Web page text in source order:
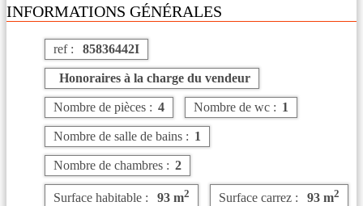
INFORMATIONS GÉNÉRALES
ref : 85836442I
Honoraires à la charge du vendeur
Nombre de pièces : 4 Nombre de wc : 1
Nombre de salle de bains : 1
Nombre de chambres : 2
Surface habitable : 93 m2 Surface carrez : 93 m2